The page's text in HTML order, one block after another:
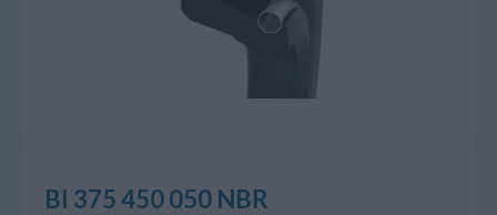
BI 375 450 050 NBR